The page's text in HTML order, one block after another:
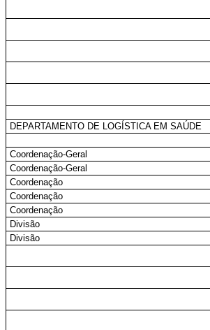
DEPARTAMENTO DE LOGÍSTICA EM SAÚDE
Coordenação-Geral
Coordenação-Geral
Coordenação
Coordenação
Coordenação
Divisão
Divisão